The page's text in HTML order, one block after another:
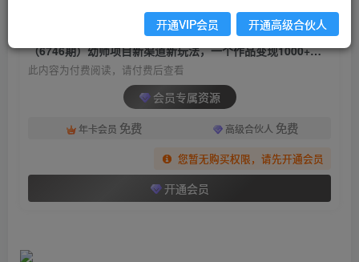
（6746期）幼师项目新渠道新玩法，一个作品变现1000+，一部手机实现月入过万
此内容为付费阅读，请付费后查看
会员专属资源
年卡会员 免费 高级合伙人 免费
您暂无购买权限，请先开通会员
开通会员
开通VIP会员 开通高级合伙人